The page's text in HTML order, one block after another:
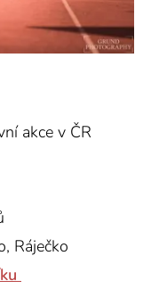
akce v ČR
Ráječko